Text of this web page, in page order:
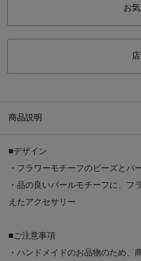
お
商品説明
■デザイン
・フラワーモチーフのビーズとパ
・品の良いパールモチーフに、フ
えたアクセサリー
■ご注意事項
・ハンドメイドのお品物のため、